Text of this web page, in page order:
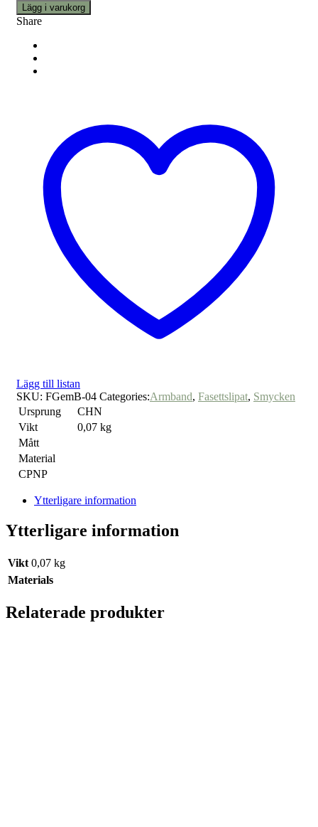
Lägg i varukorg
Share
Lägg till listan
SKU: FGemB-04 Categories:Armband, Fasettslipat, Smycken
Ursprung
CHN
Vikt
0,07 kg
Mått
Material
CPNP
Ytterligare information
Ytterligare information
Vikt 0,07 kg
Materials
Relaterade produkter